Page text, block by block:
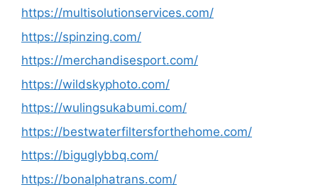
https://multisolutionservices.com/
https://spinzing.com/
https://merchandisesport.com/
https://wildskyphoto.com/
https://wulingsukabumi.com/
https://bestwaterfiltersforthehome.com/
https://biguglybbq.com/
https://bonalphatrans.com/